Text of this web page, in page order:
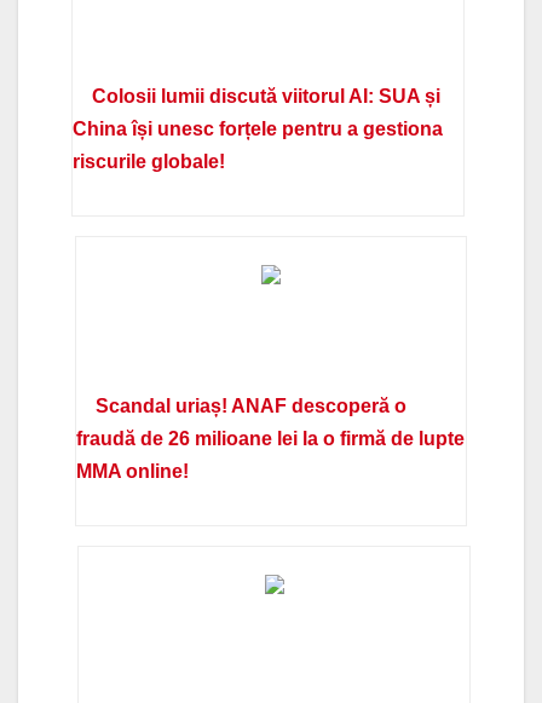
Colosii lumii discută viitorul AI: SUA și
China își unesc forțele pentru a gestiona
riscurile globale!
Scandal uriaș! ANAF descoperă o
fraudă de 26 milioane lei la o firmă de lupte
MMA online!